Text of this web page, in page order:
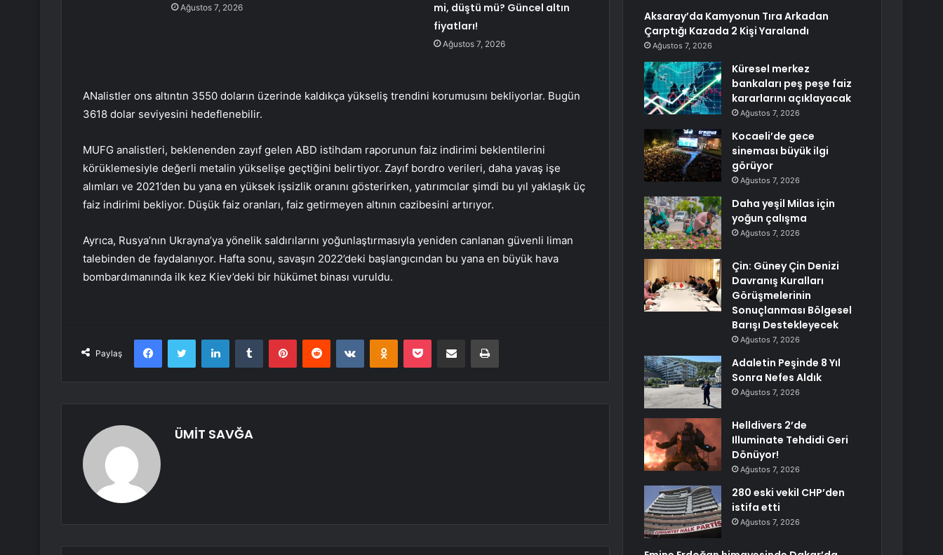
Ağustos 7, 2026
mi, düştü mü? Güncel altın
fiyatları!
Ağustos 7, 2026
ANalistler ons altıntın 3550 doların üzerinde kaldıkça yükseliş trendini korumusını bekliyorlar. Bugün
3618 dolar seviyesini hedeflenebilir.
MUFG analistleri, beklenenden zayıf gelen ABD istihdam raporunun faiz indirimi beklentilerini
körüklemesiyle değerli metalin yükselişe geçtiğini belirtiyor. Zayıf bordro verileri, daha yavaş işe
alımları ve 2021’den bu yana en yüksek işsizlik oranını gösterirken, yatırımcılar şimdi bu yıl yaklaşık üç
faiz indirimi bekliyor. Düşük faiz oranları, faiz getirmeyen altının cazibesini artırıyor.
Ayrıca, Rusya’nın Ukrayna’ya yönelik saldırılarını yoğunlaştırmasıyla yeniden canlanan güvenli liman
talebinden de faydalanıyor. Hafta sonu, savaşın 2022’deki başlangıcından bu yana en büyük hava
bombardımanında ilk kez Kiev’deki bir hükümet binası vuruldu.
Paylaş
FacebookTwitter LinkedInTumblr PinterestReddit VKontakteOdnoklassniki
Pocket E-Posta ile paylaş Yazdır
ÜMİT SAVĞA
Aksaray’da Kamyonun Tıra Arkadan
Çarptığı Kazada 2 Kişi Yaralandı
Ağustos 7, 2026
Küresel merkez
bankaları peş peşe faiz
kararlarını açıklayacak
Ağustos 7, 2026
Kocaeli’de gece
sineması büyük ilgi
görüyor
Ağustos 7, 2026
Daha yeşil Milas için
yoğun çalışma
Ağustos 7, 2026
Çin: Güney Çin Denizi
Davranış Kuralları
Görüşmelerinin
Sonuçlanması Bölgesel
Barışı Destekleyecek
Ağustos 7, 2026
Adaletin Peşinde 8 Yıl
Sonra Nefes Aldık
Ağustos 7, 2026
Helldivers 2’de
Illuminate Tehdidi Geri
Dönüyor!
Ağustos 7, 2026
280 eski vekil CHP’den
istifa etti
Ağustos 7, 2026